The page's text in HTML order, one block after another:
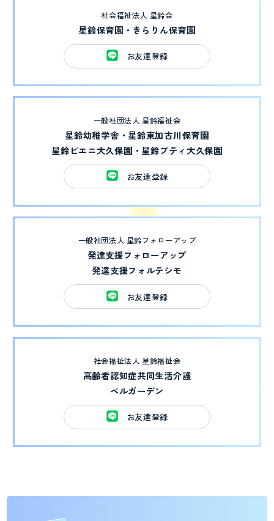
見学予約・お問い合わせ
プライバシーポリシー
社会福祉法人 星鈴会
星鈴保育園・きらりん保育園
お友達登録
一般社団法人 星鈴福祉会
星鈴幼稚学舎・星鈴東加古川保育園
星鈴ピエニ大久保園・星鈴プティ大久保園
お友達登録
一般社団法人 星鈴フォローアップ
発達支援フォローアップ
発達支援フォルテシモ
お友達登録
社会福祉法人 星鈴福祉会
高齢者認知症共同生活介護
ベルガーデン
お友達登録